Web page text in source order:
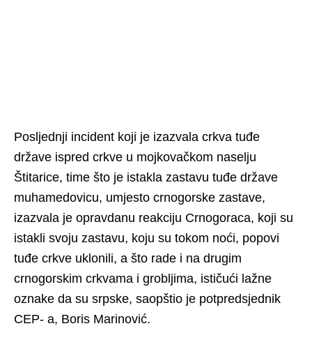
Posljednji incident koji je izazvala crkva tuđe
države ispred crkve u mojkovačkom naselju
Štitarice, time što je istakla zastavu tuđe države
muhamedovicu, umjesto crnogorske zastave,
izazvala je opravdanu reakciju Crnogoraca, koji su
istakli svoju zastavu, koju su tokom noći, popovi
tuđe crkve uklonili, a što rade i na drugim
crnogorskim crkvama i grobljima, ističući lažne
oznake da su srpske, saopštio je potpredsjednik
CEP- a, Boris Marinović.